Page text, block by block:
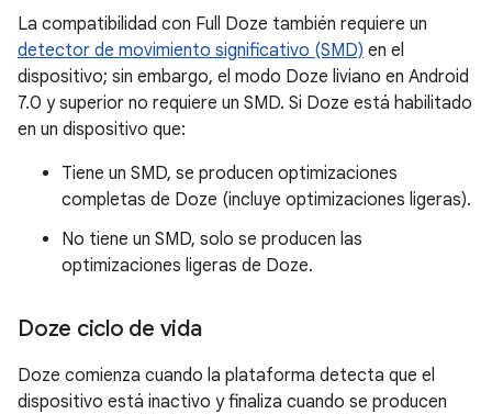
La compatibilidad con Full Doze también requiere un
detector de movimiento significativo (SMD) en el
dispositivo; sin embargo, el modo Doze liviano en Android
7.0 y superior no requiere un SMD. Si Doze está habilitado
en un dispositivo que:
Tiene un SMD, se producen optimizaciones
completas de Doze (incluye optimizaciones ligeras).
No tiene un SMD, solo se producen las
optimizaciones ligeras de Doze.
Doze ciclo de vida
Doze comienza cuando la plataforma detecta que el
dispositivo está inactivo y finaliza cuando se producen